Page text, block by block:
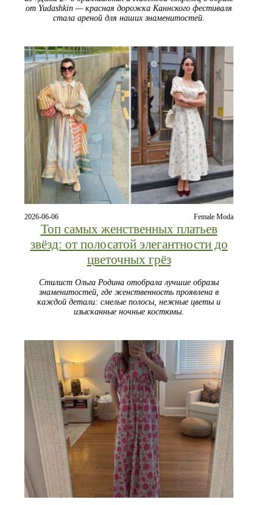
от Yudashkin — красная дорожка Каннского фестиваля
стала ареной для наших знаменитостей.
2026-06-06 Female Moda
Топ самых женственных платьев
звёзд: от полосатой элегантности до
цветочных грёз
Стилист Ольга Родина отобрала лучшие образы
знаменитостей, где женственность проявлена в
каждой детали: смелые полосы, нежные цветы и
изысканные ночные костюмы.